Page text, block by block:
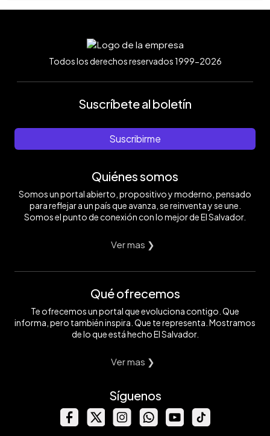
Todos los derechos reservados 1999-2026
Suscríbete al boletín
Suscribirme
Quiénes somos
Somos un portal abierto, propositivo y moderno, pensado
para reflejar a un país que avanza, se reinventa y se une.
Somos el punto de conexión con lo mejor de El Salvador.
Ver mas ❯
Qué ofrecemos
Te ofrecemos un portal que evoluciona contigo. Que
informa, pero también inspira. Que te representa. Mostramos
de lo que está hecho El Salvador.
Ver mas ❯
Síguenos